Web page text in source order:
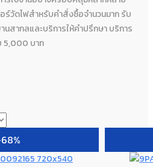
ร์วัดไฟสำหรับคำสั่งซื้อจำนวนมาก รับ
นสากลและบริการให้คำปรึกษา บริการ
5,000 บาท